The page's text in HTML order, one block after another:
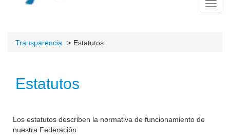
Transparencia Estatutos
Estatutos
Los estatutos describen la normativa de funcionamiento de
nuestra Federación.